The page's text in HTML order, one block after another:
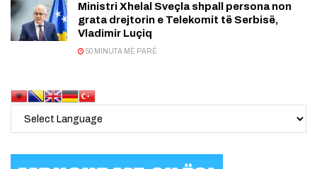
Ministri Xhelal Sveçla shpall persona non
grata drejtorin e Telekomit të Serbisë,
Vladimir Luçiq
50 MINUTA MË PARË